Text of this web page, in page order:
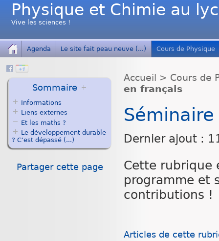
Physique et Chimie au
Vive les sciences !
Agenda Le site fait peau neuve (...) Cours de Physique
Accueil > Cours de
en français
Dernier ajout :
Cette rubrique
programme et
contributions !
Articles de cette
Sommaire
Informations
Liens externes
Et les maths ?
Le développement durable
? C’est dépassé (...)
Partager cette page